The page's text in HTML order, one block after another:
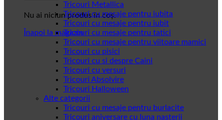
Nu ai niciun produs în coș.
Înapoi la magazin
Tricouri Metallica
Tricouri cu mesaje pentru iubita
Tricouri cu mesaje pentru iubit
Tricouri cu mesaje pentru tatici
Tricouri cu mesaje pentru viitoare mamici
Tricouri cu pisici
Tricouri cu si despre Caini
Tricouri cu versuri
Tricouri Absolvire
Tricouri Halloween
Alte categorii
Tricouri cu mesaje pentru burlacite
Tricouri aniversare cu luna nasterii